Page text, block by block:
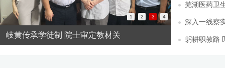
岐黄传承学徒制 院士审定教材关 学校喜获“
1 2 3 4
芜湖医药卫
深入一线察
躬耕职教路